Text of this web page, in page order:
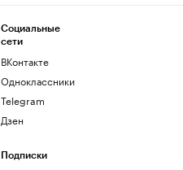
Социальные
сети
ВКонтакте
Одноклассники
Telegram
Дзен
Подписки